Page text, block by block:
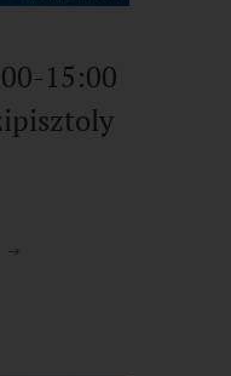
15:00